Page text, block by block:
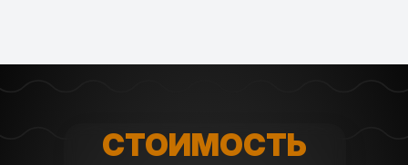
СТОИМОСТЬ